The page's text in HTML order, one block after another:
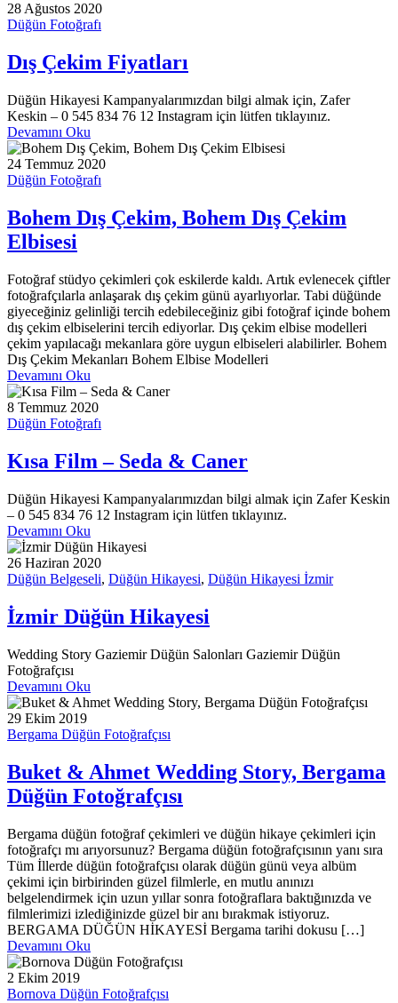
28 Ağustos 2020
Düğün Fotoğrafı
Dış Çekim Fiyatları
Düğün Hikayesi Kampanyalarımızdan bilgi almak için, Zafer
Keskin – 0 545 834 76 12 Instagram için lütfen tıklayınız.
Devamını Oku
24 Temmuz 2020
Düğün Fotoğrafı
Bohem Dış Çekim, Bohem Dış Çekim
Elbisesi
Fotoğraf stüdyo çekimleri çok eskilerde kaldı. Artık evlenecek çiftler
fotoğrafçılarla anlaşarak dış çekim günü ayarlıyorlar. Tabi düğünde
giyeceğiniz gelinliği tercih edebileceğiniz gibi fotoğraf içinde bohem
dış çekim elbiselerini tercih ediyorlar. Dış çekim elbise modelleri
çekim yapılacağı mekanlara göre uygun elbiseleri alabilirler. Bohem
Dış Çekim Mekanları Bohem Elbise Modelleri
Devamını Oku
8 Temmuz 2020
Düğün Fotoğrafı
Kısa Film – Seda & Caner
Düğün Hikayesi Kampanyalarımızdan bilgi almak için Zafer Keskin
– 0 545 834 76 12 Instagram için lütfen tıklayınız.
Devamını Oku
26 Haziran 2020
Düğün Belgeseli, Düğün Hikayesi, Düğün Hikayesi İzmir
İzmir Düğün Hikayesi
Wedding Story Gaziemir Düğün Salonları Gaziemir Düğün
Fotoğrafçısı
Devamını Oku
29 Ekim 2019
Bergama Düğün Fotoğrafçısı
Buket & Ahmet Wedding Story, Bergama
Düğün Fotoğrafçısı
Bergama düğün fotoğraf çekimleri ve düğün hikaye çekimleri için
fotoğrafçı mı arıyorsunuz? Bergama düğün fotoğrafçısının yanı sıra
Tüm İllerde düğün fotoğrafçısı olarak düğün günü veya albüm
çekimi için birbirinden güzel filmlerle, en mutlu anınızı
belgelendirmek için uzun yıllar sonra fotoğraflara baktığınızda ve
filmlerimizi izlediğinizde güzel bir anı bırakmak istiyoruz.
BERGAMA DÜĞÜN HİKAYESİ Bergama tarihi dokusu […]
Devamını Oku
2 Ekim 2019
Bornova Düğün Fotoğrafçısı